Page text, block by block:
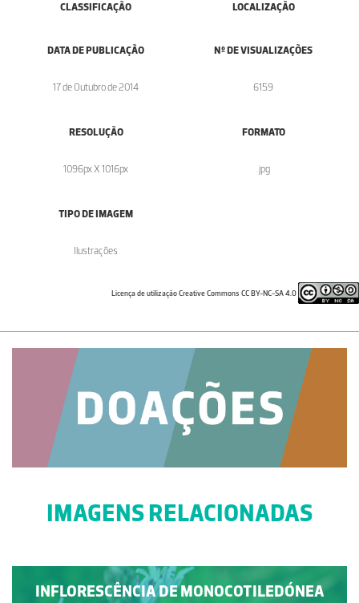
CLASSIFICAÇÃO
LOCALIZAÇÃO
DATA DE PUBLICAÇÃO
17 de Outubro de 2014
Nº DE VISUALIZAÇÕES
6159
RESOLUÇÃO
1096px X 1016px
FORMATO
.jpg
TIPO DE IMAGEM
Ilustrações
Licença de utilização Creative Commons CC BY-NC-SA 4.0
IMAGENS RELACIONADAS
INFLORESCÊNCIA DE MONOCOTILEDÓNEA